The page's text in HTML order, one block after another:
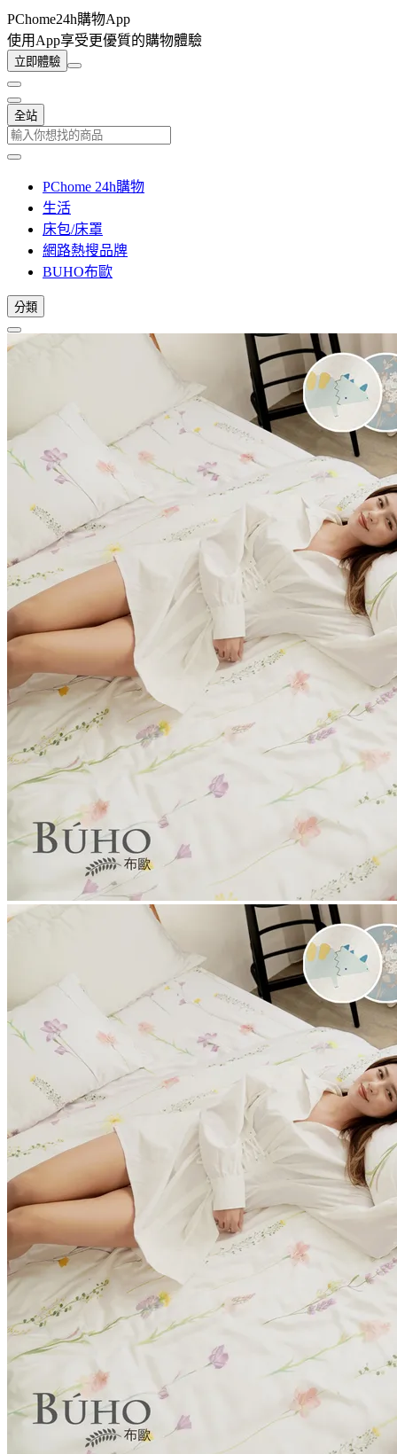
PChome24h購物App
使用App享受更優質的購物體驗
立即體驗
全站
PChome 24h購物
生活
床包/床罩
網路熱搜品牌
BUHO布歐
分類